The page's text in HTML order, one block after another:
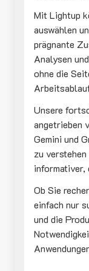
Mit Lightup
auswählen
prägnante
Analysen
ohne die
Unsere
angetrieben
Gemini und
zu
informativer,
Ob Sie
einfach nur
und die